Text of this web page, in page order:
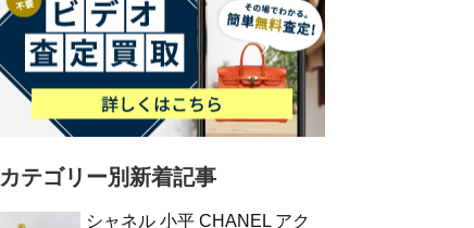
カテゴリー別新着記事
シャネル 小平 CHANEL アク